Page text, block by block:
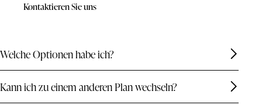
Kontaktieren Sie uns
Welche Optionen habe ich?
Kann ich zu einem anderen Plan wechseln?